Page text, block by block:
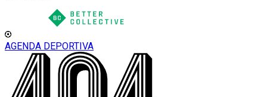
AGENDA DEPORTIVA